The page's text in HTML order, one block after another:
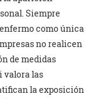
Siempre
como única
no realicen
de medidas
valora las
la exposición